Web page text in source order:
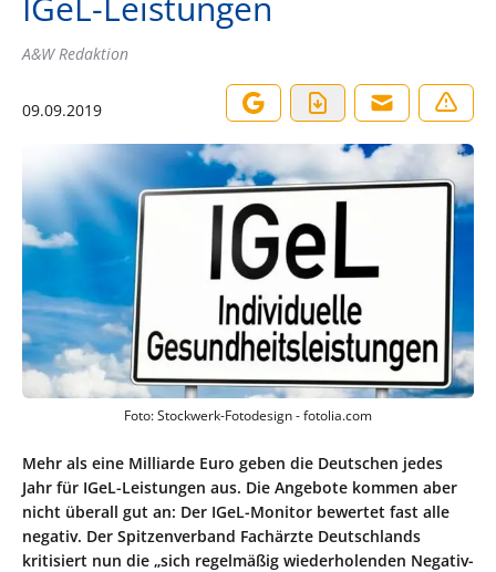
A&W Redaktion
09.09.2019
Foto: Stockwerk-Fotodesign - fotolia.com
Mehr als eine Milliarde Euro geben die Deutschen jedes
Jahr für IGeL-Leistungen aus. Die Angebote kommen aber
nicht überall gut an: Der IGeL-Monitor bewertet fast alle
negativ. Der Spitzenverband Fachärzte Deutschlands
kritisiert nun die „sich regelmäßig wiederholenden Negativ-